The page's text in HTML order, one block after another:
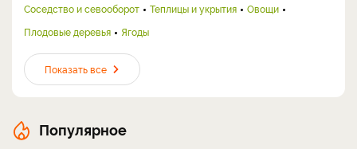
Соседство и севооборот
Теплицы и укрытия
Овощи
Плодовые деревья
Ягоды
Показать все
Популярное